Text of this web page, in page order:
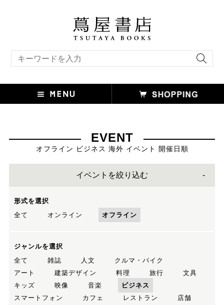
EVENT
オフライン ビジネス 海外 イベント 開催日順
イベントを絞り込む
形式を選択
全て
オンライン オフライン
ジャンルを選択
全て
雑誌 人文
クルマ・バイク
アート
建築デザイン 料理 旅行
文具
キッズ
映像 音楽
ビジネス
スマートフォン
カフェ レストラン
店舗